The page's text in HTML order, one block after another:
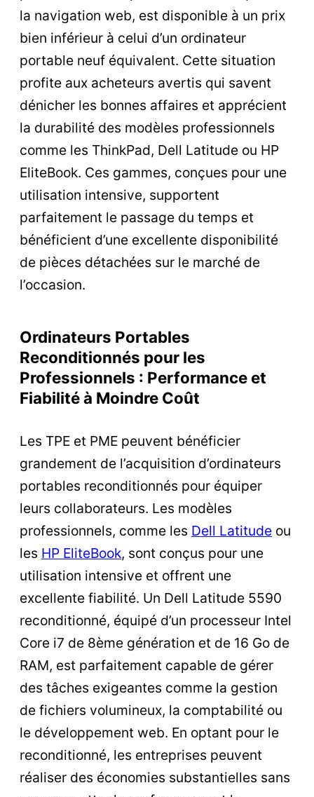
la navigation web, est disponible à un prix
bien inférieur à celui d’un ordinateur
portable neuf équivalent. Cette situation
profite aux acheteurs avertis qui savent
dénicher les bonnes affaires et apprécient
la durabilité des modèles professionnels
comme les ThinkPad, Dell Latitude ou HP
EliteBook. Ces gammes, conçues pour une
utilisation intensive, supportent
parfaitement le passage du temps et
bénéficient d’une excellente disponibilité
de pièces détachées sur le marché de
l’occasion.
Ordinateurs Portables
Reconditionnés pour les
Professionnels : Performance et
Fiabilité à Moindre Coût
Les TPE et PME peuvent bénéficier
grandement de l’acquisition d’ordinateurs
portables reconditionnés pour équiper
leurs collaborateurs. Les modèles
professionnels, comme les Dell Latitude ou
les HP EliteBook, sont conçus pour une
utilisation intensive et offrent une
excellente fiabilité. Un Dell Latitude 5590
reconditionné, équipé d’un processeur Intel
Core i7 de 8ème génération et de 16 Go de
RAM, est parfaitement capable de gérer
des tâches exigeantes comme la gestion
de fichiers volumineux, la comptabilité ou
le développement web. En optant pour le
reconditionné, les entreprises peuvent
réaliser des économies substantielles sans